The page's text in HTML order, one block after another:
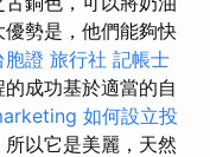
勢是，他們能夠快
胞證 旅行社 記帳士
成功基於適當的自
如何設立投
以它是美麗，天然